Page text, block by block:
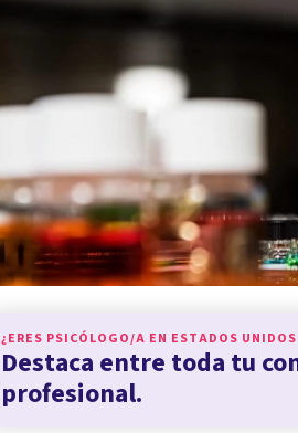
¿ERES PSICÓLOGO/A EN ESTADOS UNIDOS
Destaca entre toda tu
profesional.